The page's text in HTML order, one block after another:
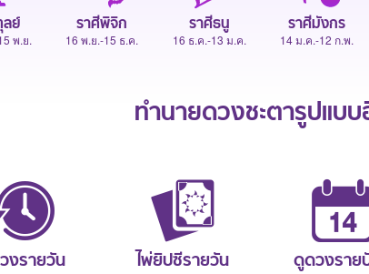
ลย์
พ.ย.
ราศีพิจิก
16 พ.ย.-15 ธ.ค.
ราศีธนู
16 ธ.ค.-13 ม.ค.
ราศีมังกร
14 ม.ค.-12 ก.พ.
ทำนายดวงชะตารูปแบบ
งรายวัน ไพ่ยิปซีรายวัน ดูดวงราย